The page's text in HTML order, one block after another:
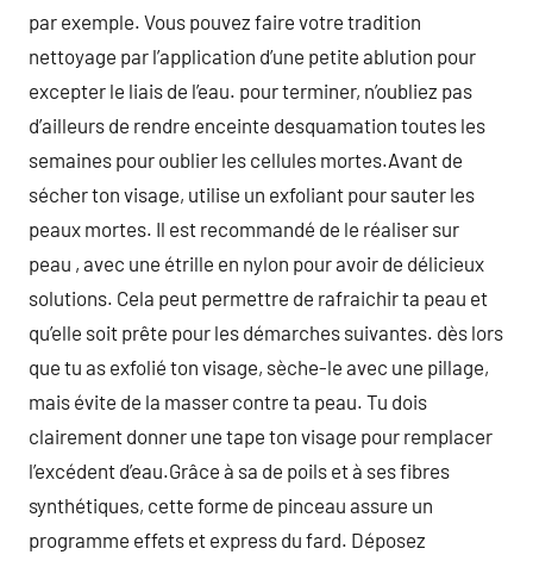
par exemple. Vous pouvez faire votre tradition
nettoyage par l’application d’une petite ablution pour
excepter le liais de l’eau. pour terminer, n’oubliez pas
d’ailleurs de rendre enceinte desquamation toutes les
semaines pour oublier les cellules mortes.Avant de
sécher ton visage, utilise un exfoliant pour sauter les
peaux mortes. Il est recommandé de le réaliser sur
peau , avec une étrille en nylon pour avoir de délicieux
solutions. Cela peut permettre de rafraichir ta peau et
qu’elle soit prête pour les démarches suivantes. dès lors
que tu as exfolié ton visage, sèche-le avec une pillage,
mais évite de la masser contre ta peau. Tu dois
clairement donner une tape ton visage pour remplacer
l’excédent d’eau.Grâce à sa de poils et à ses fibres
synthétiques, cette forme de pinceau assure un
programme effets et express du fard. Déposez